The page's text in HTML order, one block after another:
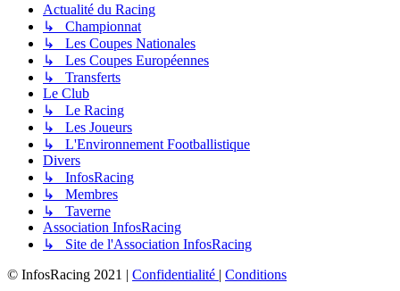
Actualité du Racing
↳ Championnat
↳ Les Coupes Nationales
↳ Les Coupes Européennes
↳ Transferts
Le Club
↳ Le Racing
↳ Les Joueurs
↳ L'Environnement Footballistique
Divers
↳ InfosRacing
↳ Membres
↳ Taverne
Association InfosRacing
↳ Site de l'Association InfosRacing
© InfosRacing 2021 | Confidentialité | Conditions